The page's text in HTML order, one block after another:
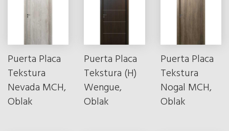
Puerta Placa
Tekstura
Nevada MCH,
Oblak
Puerta Placa
Tekstura (H)
Wengue,
Oblak
Puerta Placa
Tekstura
Nogal MCH,
Oblak